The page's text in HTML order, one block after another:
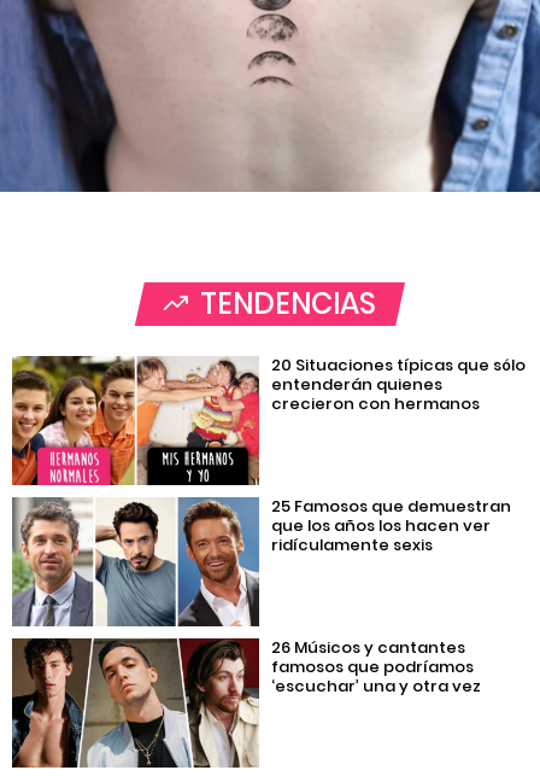
TENDENCIAS
20 Situaciones típicas que sólo
entenderán quienes
crecieron con hermanos
25 Famosos que demuestran
que los años los hacen ver
ridículamente sexis
26 Músicos y cantantes
famosos que podríamos
‘escuchar’ una y otra vez